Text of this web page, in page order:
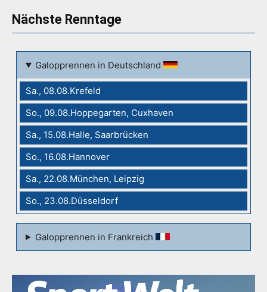
Nächste Renntage
Galopprennen in Deutschland
Sa., 08.08.Krefeld
So., 09.08.Hoppegarten, Cuxhaven
Sa., 15.08.Halle, Saarbrücken
So., 16.08.Hannover
Sa., 22.08.München, Leipzig
So., 23.08.Düsseldorf
Galopprennen in Frankreich